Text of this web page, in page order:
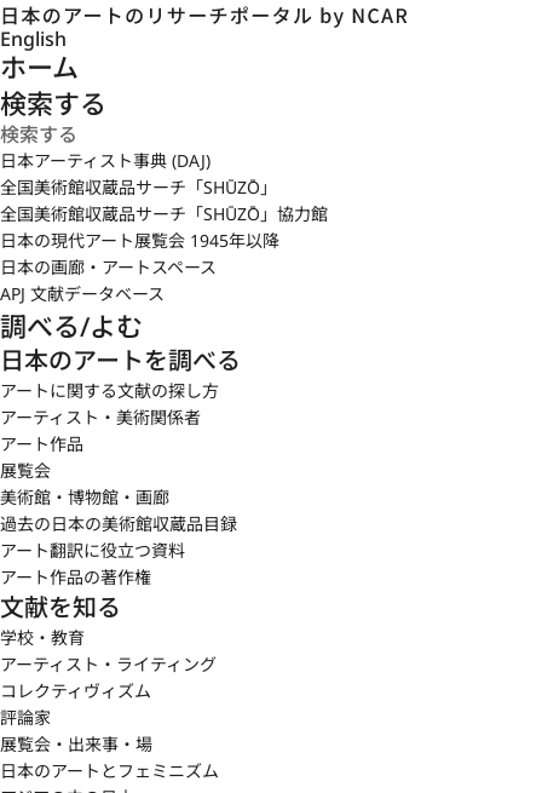
English
ホーム
検索する
日本アーティスト事典 (DAJ)
全国美術館収蔵品サーチ「SHŪZŌ」
全国美術館収蔵品サーチ「SHŪZŌ」協力館
日本の現代アート展覧会 1945年以降
日本の画廊・アートスペース
APJ 文献データベース
調べる/よむ
日本のアートを調べる
アートに関する文献の探し方
アーティスト・美術関係者
アート作品
展覧会
美術館・博物館・画廊
過去の日本の美術館収蔵品目録
アート翻訳に役立つ資料
アート作品の著作権
文献を知る
学校・教育
アーティスト・ライティング
コレクティヴィズム
評論家
展覧会・出来事・場
日本のアートとフェミニズム